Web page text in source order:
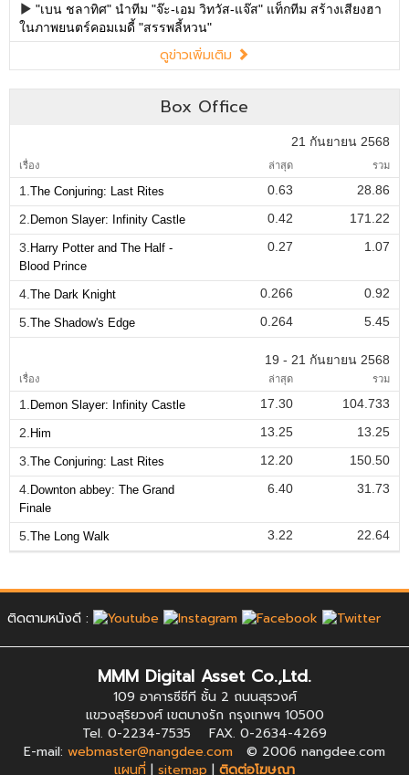
"เบน ชลาทิศ" นำทีม "จ๊ะ-เอม วิทวัส-แจ๊ส" แท็กทีม สร้างเสียงฮา
ในภาพยนตร์คอมเมดี้ "สรรพลี้หวน"
ดูข่าวเพิ่มเติม
Box Office
21 กันยายน 2568
เรื่อง ล่าสุด รวม
1. The Conjuring: Last Rites 0.63
28.86
2. Demon Slayer: Infinity Castle 0.42
171.22
3. Harry Potter and The Half -
Blood Prince
0.27 1.07
4. The Dark Knight 0.266
0.92
5. The Shadow's Edge 0.264 5.45
19 - 21 กันยายน 2568
เรื่อง ล่าสุด รวม
1. Demon Slayer: Infinity Castle 17.30
104.733
2. Him 13.25
13.25
3. The Conjuring: Last Rites 12.20
150.50
4. Downton abbey: The Grand
Finale
6.40 31.73
5. The Long Walk 3.22 22.64
ติดตามหนังดี :
MMM Digital Asset Co.,Ltd.
109 อาคารซีซีที ชั้น 2 ถนนสุรวงศ์
แขวงสุริยวงศ์ เขตบางรัก กรุงเทพฯ 10500
Tel. 0-2234-7535 FAX. 0-2634-4269
E-mail: webmaster@nangdee.com © 2006 nangdee.com
แผนที่ | sitemap | ติดต่อโฆษณา